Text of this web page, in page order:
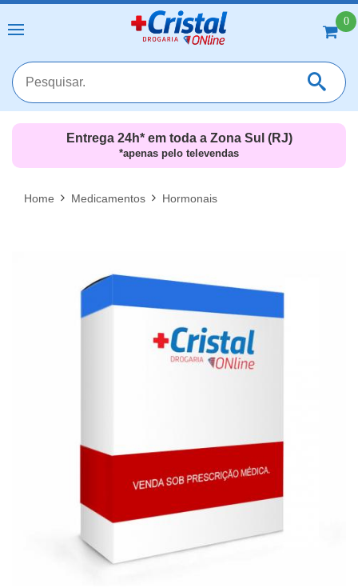
0
MAIS RESULTADOS
Entrega 24h* em toda a Zona Sul (RJ)
*apenas pelo televendas
Home Medicamentos Hormonais